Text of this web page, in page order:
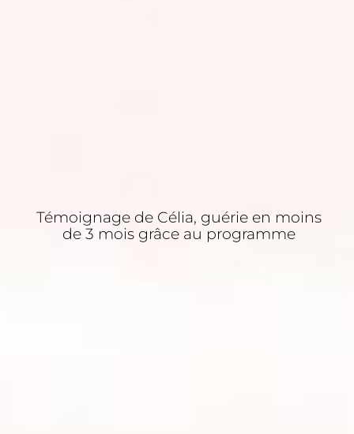
Témoignage de Célia, guérie en moins
de 3 mois grâce au programme